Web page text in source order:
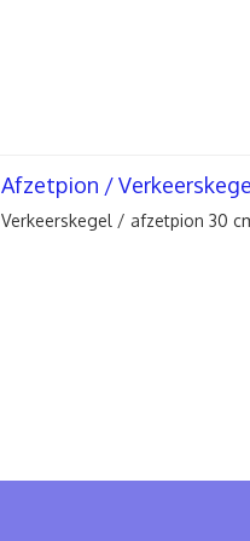
Afzetpion /
Verkeerskegel / afzetpion 30